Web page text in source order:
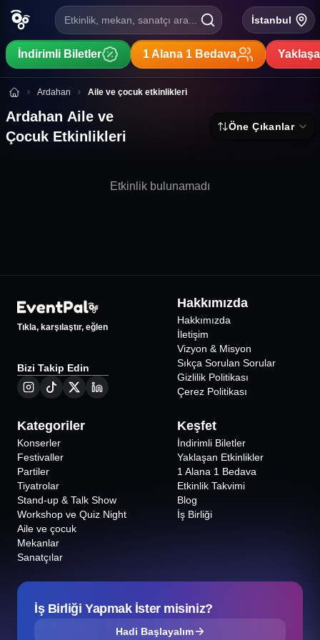
Etkinlik, mekan, sanatçı ara... İstanbul
İndirimli Biletler 1 Alana 1 Bedava
Ardahan Aile ve Çocuk Etkinlikleri
Ardahan Aile ve çocuk etkinlikleri
Ardahan Aile ve
Çocuk Etkinlikleri
Öne Çıkanlar
Etkinlik bulunamadı
Tıkla, karşılaştır, eğlen
Bizi Takip Edin
Hakkımızda
Hakkımızda
İletişim
Vizyon & Misyon
Sıkça Sorulan Sorular
Gizlilik Politikası
Çerez Politikası
Kategoriler
Konserler
Festivaller
Partiler
Tiyatrolar
Stand-up & Talk Show
Workshop ve Quiz Night
Aile ve çocuk
Mekanlar
Sanatçılar
Keşfet
İndirimli Biletler
Yaklaşan Etkinlikler
1 Alana 1 Bedava
Etkinlik Takvimi
Blog
İş Birliği
İş Birliği Yapmak İster misiniz?
Hadi Başlayalım